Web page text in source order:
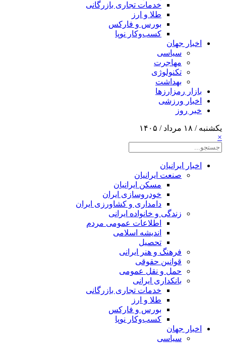
خدمات تجاری بازرگانی
طلا و ارز
بورس و فارکس
کسب‌وکار نوپا
اخبار جهان
سیاسی
مهاجرت
تکنولوژی
بهداشت
بازار رمزارزها
اخبار ورزشی
خبر روز
یکشنبه / ۱۸ مرداد / ۱۴۰۵
×
اخبار ایرانیان
صنعت ایرانیان
مسکن ایرانیان
خودروسازی ایران
دامداری و کشاورزی ایران
زندگی و خانواده ایرانی
اطلاعات عمومی مردم
اندیشه اسلامی
تحصیل
فرهنگ و هنر ایرانی
قوانین حقوقی
حمل و نقل عمومی
بانکداری ایرانی
خدمات تجاری بازرگانی
طلا و ارز
بورس و فارکس
کسب‌وکار نوپا
اخبار جهان
سیاسی